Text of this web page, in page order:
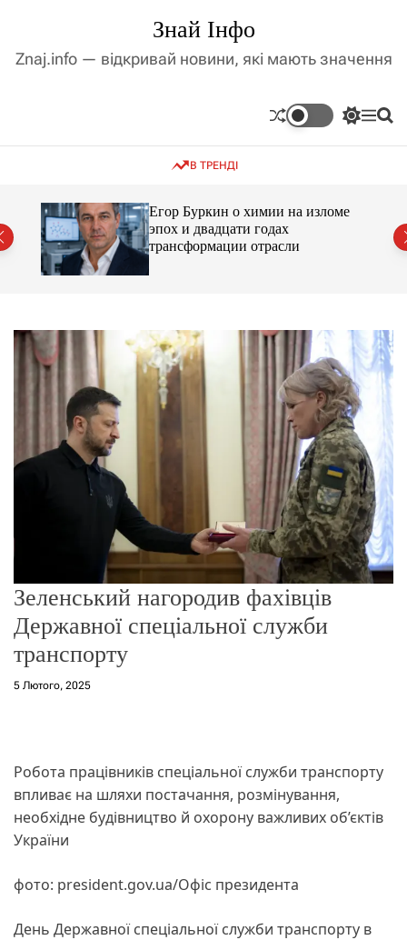
д
і
с
Знай Інфо
Znaj.info — відкривай новини, які мають значення
П
к
р
о
в
о
г
о
р
е
ж
и
м
у
М П
В ТРЕНДІ
Егор Буркин о химии на изломе
эпох и двадцати годах
трансформации отрасли
Зеленський нагородив фахівців
Державної спеціальної служби
транспорту
5 Лютого, 2025
Робота працівників спеціальної служби транспорту
впливає на шляхи постачання, розмінування,
необхідне будівництво й охорону важливих об’єктів
України
фото: president.gov.ua/Офіс президента
День Державної спеціальної служби транспорту в